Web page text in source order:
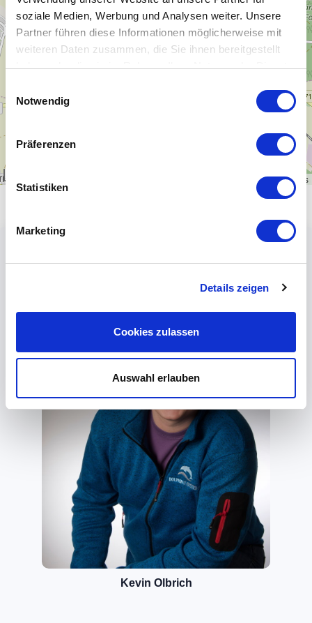
soziale Medien, Werbung und Analysen weiter. Unsere
Partner führen diese Informationen möglicherweise mit
weiteren Daten zusammen, die Sie ihnen bereitgestellt
haben oder die sie im Rahmen Ihrer Nutzung der Dienste
Notwendig
Präferenzen
Statistiken
Marketing
Details zeigen
Cookies zulassen
Auswahl erlauben
−
OpenStreetMapcontributors
Kevin Olbrich